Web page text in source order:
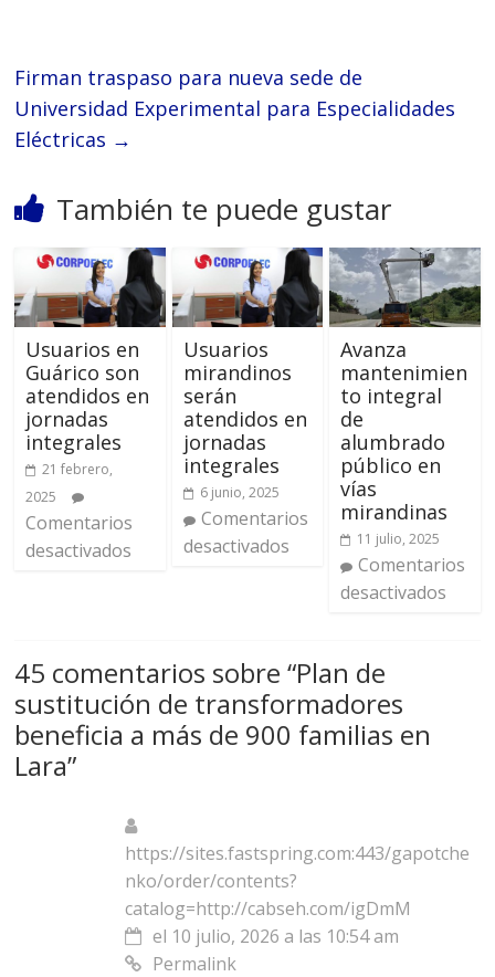
Firman traspaso para nueva sede de
Universidad Experimental para Especialidades
Eléctricas →
También te puede gustar
Usuarios en
Guárico son
atendidos en
jornadas
integrales
21 febrero,
2025
Comentarios
desactivados
Usuarios
mirandinos
serán
atendidos en
jornadas
integrales
6 junio, 2025
Comentarios
desactivados
Avanza
mantenimien
to integral
de
alumbrado
público en
vías
mirandinas
11 julio, 2025
Comentarios
desactivados
45 comentarios sobre “Plan de
sustitución de transformadores
beneficia a más de 900 familias en
Lara”
https://sites.fastspring.com:443/gapotche
nko/order/contents?
catalog=http://cabseh.com/igDmM
el 10 julio, 2026 a las 10:54 am
Permalink